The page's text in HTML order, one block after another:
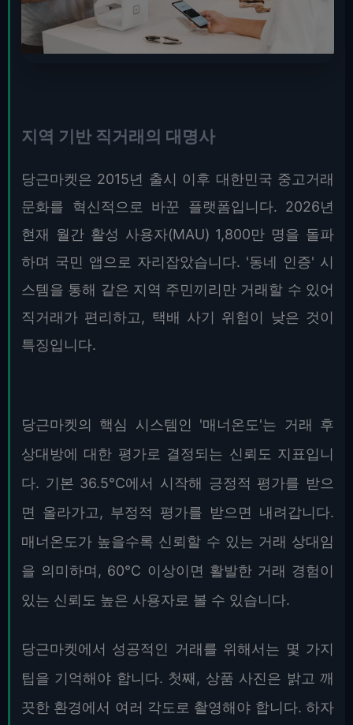
지역 기반 직거래의 대명사
당근마켓은 2015년 출시 이후 대한민국 중고거래
문화를 혁신적으로 바꾼 플랫폼입니다. 2026년
현재 월간 활성 사용자(MAU) 1,800만 명을 돌파
하며 국민 앱으로 자리잡았습니다. '동네 인증' 시
스템을 통해 같은 지역 주민끼리만 거래할 수 있어
직거래가 편리하고, 택배 사기 위험이 낮은 것이
특징입니다.
당근마켓의 핵심 시스템인 '매너온도'는 거래 후
상대방에 대한 평가로 결정되는 신뢰도 지표입니
다. 기본 36.5°C에서 시작해 긍정적 평가를 받으
면 올라가고, 부정적 평가를 받으면 내려갑니다.
매너온도가 높을수록 신뢰할 수 있는 거래 상대임
을 의미하며, 60°C 이상이면 활발한 거래 경험이
있는 신뢰도 높은 사용자로 볼 수 있습니다.
당근마켓에서 성공적인 거래를 위해서는 몇 가지
팁을 기억해야 합니다. 첫째, 상품 사진은 밝고 깨
끗한 환경에서 여러 각도로 촬영해야 합니다. 하자